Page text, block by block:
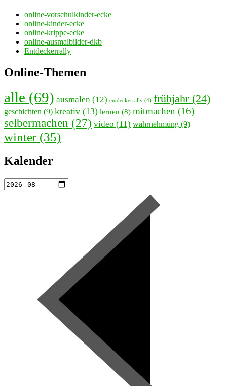
online-vorschulkinder-ecke
online-kinder-ecke
online-krippe-ecke
online-ausmalbilder-dkb
Entdeckerrally
Online-Themen
alle (69) ausmalen (12) entdeckerrally (4) frühjahr(24)
geschichten (9) kreativ (13) lernen (8) mitmachen (16)
selbermachen (27) video (11) wahrnehmung (9)
winter(35)
Kalender